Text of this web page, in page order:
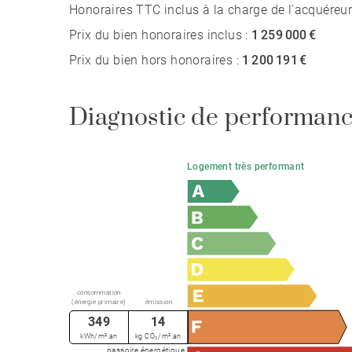
recherché.
Une opportunité rare pour imaginer et réaliser
de l'énergie de l'année 2021 : 4600€ ~ 6270€
Honoraires TTC inclus à la charge de
Prix du bien honoraires inclus : 1 259 000 €
Prix du bien hors honoraires : 1 200 191 €
Diagnostic de
Logement très performant
consommation
(énergie primaire)
émission
349
kWh/m².an
14
kg CO₂/m².an